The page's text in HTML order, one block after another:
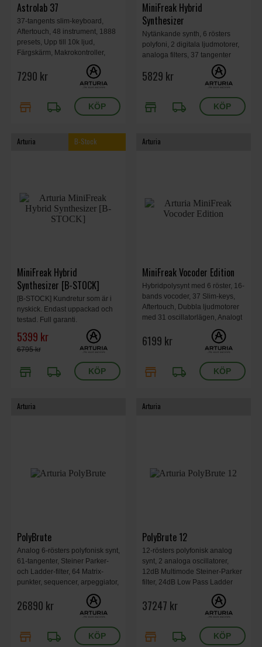
Astrolab 37
37-tangents slim-keyboard,
Aftertouch, 48 instrument, 1888
presets, Upp till 10k ljud,
Färgskärm, Makrokontroller,
Insert-FX, Layer/split, MIDI I/O,
USB-C, Bluetooth-ljud, WiFi,
Arp, Chord & Scale-lägen, 515
7290 kr
store local_shipping
MiniFreak Hybrid
Synthesizer
Nytänkande synth, 6 rösters
polyfoni, 2 digitala ljudmotorer,
analoga filters, 37 tangenter
med aftertouch, 64-stegs
sequencer, MiniFreak V - en
mjukvaruversion av synten för
integration med din favorit-DAW.
5829 kr
store local_shipping
Arturia B-Stock
MiniFreak Hybrid
Synthesizer [B-STOCK]
[B-STOCK] Kundretur som är i
nyskick. Endast uppackad och
testad. Full garanti.
Orginalkartong. Kartong lite
skadad
5399 kr
6795 kr
store local_shipping
Arturia
MiniFreak Vocoder Edition
Hybridpolysynt med 6 röster, 16-
bands vocoder, 37 Slim-keys,
Aftertouch, Dubbla ljudmotorer
med 31 oscillatorlägen, Analogt
filter och VCA, 3 FX-slots, OLED,
64-stegs sequencer, USB, MIDI,
Audio in. Inkluderar MiniFreak V,
6199 kr
store local_shipping
Arturia
PolyBrute
Analog 6-rösters polyfonisk synt,
61-tangenter, Steiner Parker-
och Ladder-filter, 64 Matrix-
punkter, sequencer, arpeggiator,
digitala effekter, Morphée-
kontroller.
26890 kr
store local_shipping
Arturia
PolyBrute 12
12-rösters polyfonisk analog
synt, 2 analoga oscillatorer,
12dB Multimode Steiner-Parker
filter, 24dB Low Pass Ladder
filter, Filter Drive, 12x32
modulations-matrix , 64 stegs
sequenser, Full Touch teknologi,
37247 kr
store local_shipping